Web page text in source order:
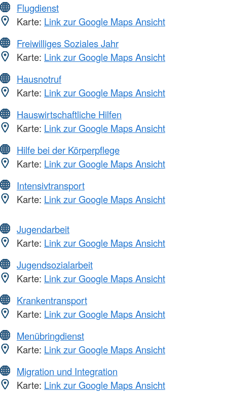
Flugdienst
Karte: Link zur Google Maps Ansicht
Freiwilliges Soziales Jahr
Karte: Link zur Google Maps Ansicht
Hausnotruf
Karte: Link zur Google Maps Ansicht
Hauswirtschaftliche Hilfen
Karte: Link zur Google Maps Ansicht
Hilfe bei der Körperpflege
Karte: Link zur Google Maps Ansicht
Intensivtransport
Karte: Link zur Google Maps Ansicht
Jugendarbeit
Karte: Link zur Google Maps Ansicht
Jugendsozialarbeit
Karte: Link zur Google Maps Ansicht
Krankentransport
Karte: Link zur Google Maps Ansicht
Menübringdienst
Karte: Link zur Google Maps Ansicht
Migration und Integration
Karte: Link zur Google Maps Ansicht